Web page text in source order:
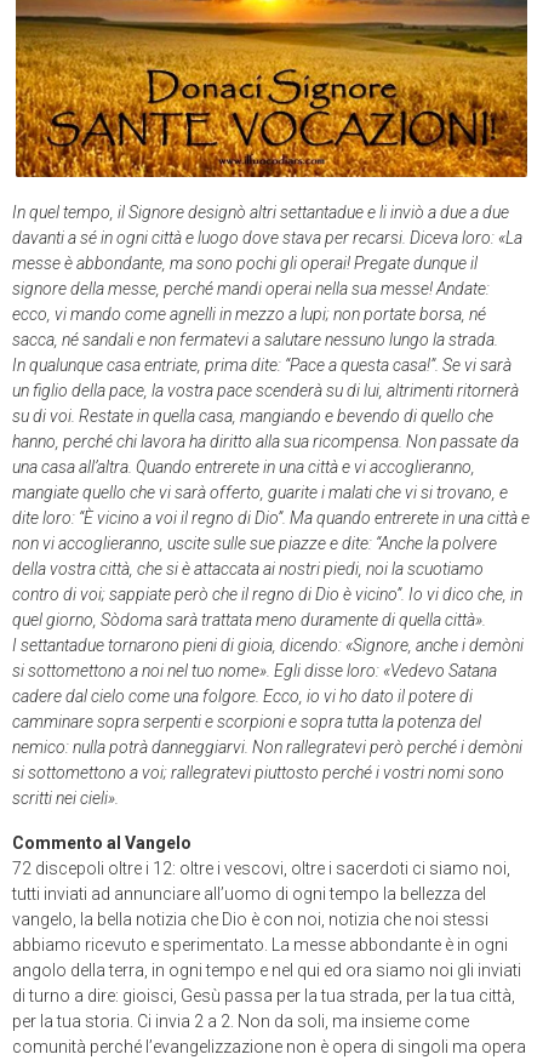
In quel tempo, il Signore designò altri settantadue e li inviò a due a due
davanti a sé in ogni città e luogo dove stava per recarsi. Diceva loro: «La
messe è abbondante, ma sono pochi gli operai! Pregate dunque il
signore della messe, perché mandi operai nella sua messe! Andate:
ecco, vi mando come agnelli in mezzo a lupi; non portate borsa, né
sacca, né sandali e non fermatevi a salutare nessuno lungo la strada.
In qualunque casa entriate, prima dite: “Pace a questa casa!”. Se vi sarà
un figlio della pace, la vostra pace scenderà su di lui, altrimenti ritornerà
su di voi. Restate in quella casa, mangiando e bevendo di quello che
hanno, perché chi lavora ha diritto alla sua ricompensa. Non passate da
una casa all’altra. Quando entrerete in una città e vi accoglieranno,
mangiate quello che vi sarà offerto, guarite i malati che vi si trovano, e
dite loro: “È vicino a voi il regno di Dio”. Ma quando entrerete in una città e
non vi accoglieranno, uscite sulle sue piazze e dite: “Anche la polvere
della vostra città, che si è attaccata ai nostri piedi, noi la scuotiamo
contro di voi; sappiate però che il regno di Dio è vicino”. Io vi dico che, in
quel giorno, Sòdoma sarà trattata meno duramente di quella città».
I settantadue tornarono pieni di gioia, dicendo: «Signore, anche i demòni
si sottomettono a noi nel tuo nome». Egli disse loro: «Vedevo Satana
cadere dal cielo come una folgore. Ecco, io vi ho dato il potere di
camminare sopra serpenti e scorpioni e sopra tutta la potenza del
nemico: nulla potrà danneggiarvi. Non rallegratevi però perché i demòni
si sottomettono a voi; rallegratevi piuttosto perché i vostri nomi sono
scritti nei cieli».
Commento al Vangelo
72 discepoli oltre i 12: oltre i vescovi, oltre i sacerdoti ci siamo noi,
tutti inviati ad annunciare all’uomo di ogni tempo la bellezza del
vangelo, la bella notizia che Dio è con noi, notizia che noi stessi
abbiamo ricevuto e sperimentato. La messe abbondante è in ogni
angolo della terra, in ogni tempo e nel qui ed ora siamo noi gli inviati
di turno a dire: gioisci, Gesù passa per la tua strada, per la tua città,
per la tua storia. Ci invia 2 a 2. Non da soli, ma insieme come
comunità perché l’evangelizzazione non è opera di singoli ma opera